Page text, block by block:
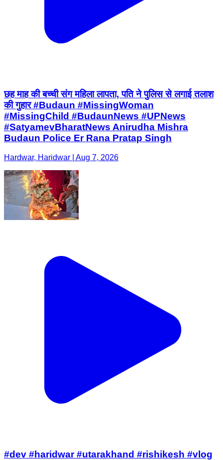
छह माह की बच्ची संग महिला लापता, पति ने पुलिस से लगाई तलाश
की गुहार #Budaun #MissingWoman
#MissingChild #BudaunNews #UPNews
#SatyamevBharatNews Anirudha Mishra
Budaun Police Er Rana Pratap Singh
Hardwar, Haridwar | Aug 7, 2026
#dev #haridwar #utarakhand #rishikesh #vlog